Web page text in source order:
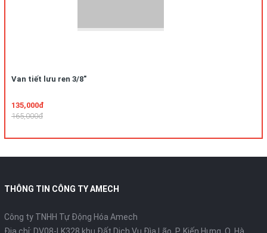
Van tiết lưu ren 3/8"
135,000đ
165,000đ
THÔNG TIN CÔNG TY AMECH
Công ty TNHH Tự Động Hóa Amech